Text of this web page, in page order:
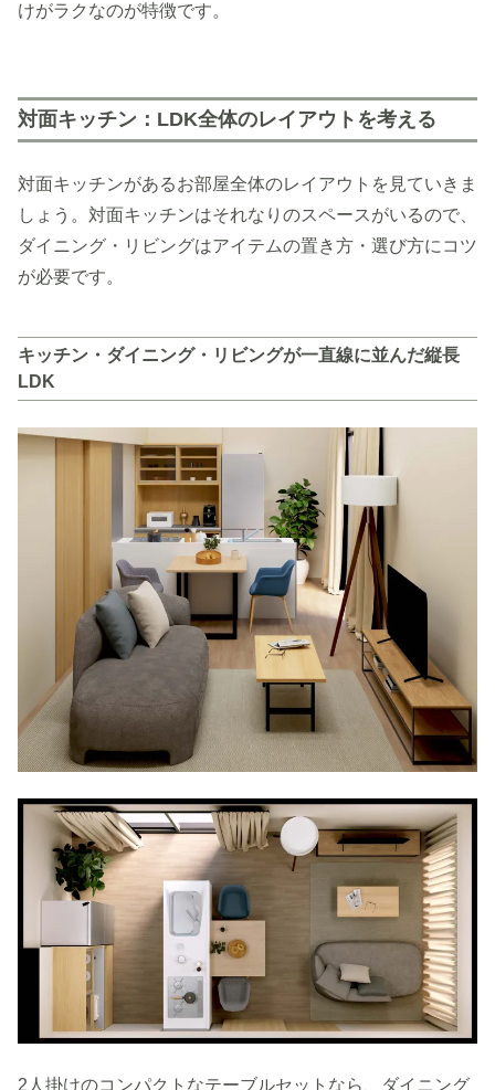
けがラクなのが特徴です。
対面キッチン：LDK全体のレイアウトを考える
対面キッチンがあるお部屋全体のレイアウトを見ていきま
しょう。対面キッチンはそれなりのスペースがいるので、
ダイニング・リビングはアイテムの置き方・選び方にコツ
が必要です。
キッチン・ダイニング・リビングが一直線に並んだ縦長
LDK
2人掛けのコンパクトなテーブルセットなら、ダイニング